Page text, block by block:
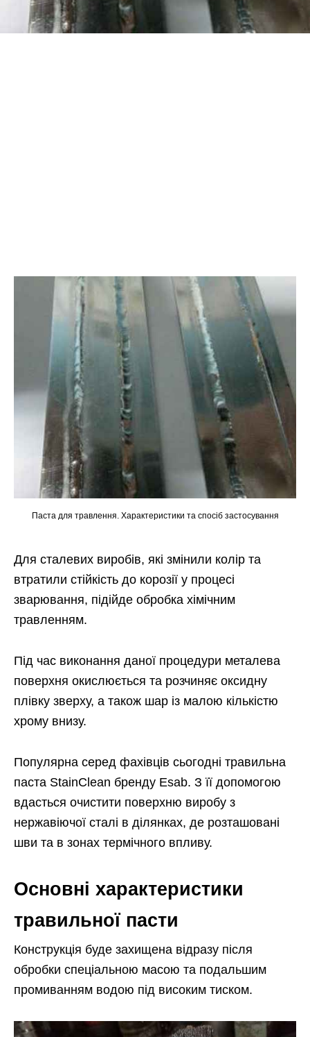
Паста для травлення. Характеристики та спосіб застосування
Для сталевих виробів, які змінили колір та
втратили стійкість до корозії у процесі
зварювання, підійде обробка хімічним
травленням.
Під час виконання даної процедури металева
поверхня окислюється та розчиняє оксидну
плівку зверху, а також шар із малою кількістю
хрому внизу.
Популярна серед фахівців сьогодні травильна
паста StainClean бренду Esab. З її допомогою
вдасться очистити поверхню виробу з
нержавіючої сталі в ділянках, де розташовані
шви та в зонах термічного впливу.
Основні характеристики
травильної пасти
Конструкція буде захищена відразу після
обробки спеціальною масою та подальшим
промиванням водою під високим тиском.